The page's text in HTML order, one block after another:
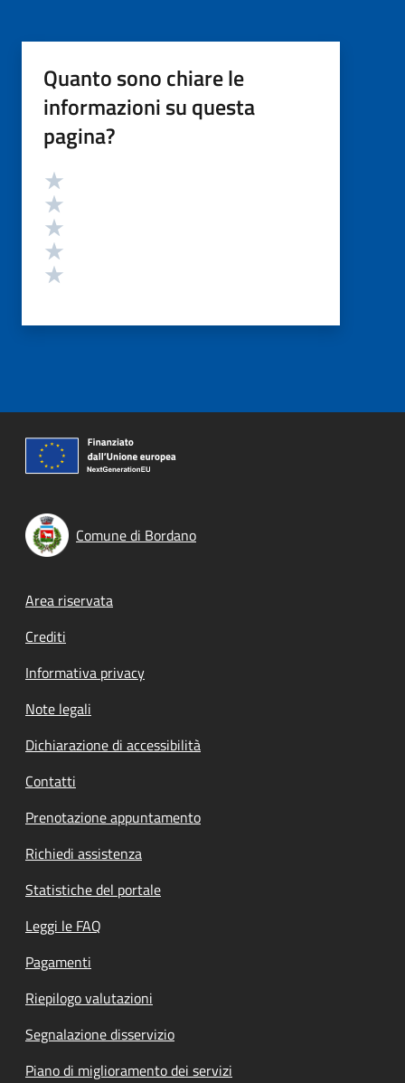
Quanto sono chiare le
informazioni su questa
pagina?
Valutazione
Comune di Bordano
Footer menu
Area riservata
Crediti
Informativa privacy
Note legali
Dichiarazione di accessibilità
Contatti
Prenotazione appuntamento
Richiedi assistenza
Statistiche del portale
Leggi le FAQ
Pagamenti
Riepilogo valutazioni
Segnalazione disservizio
Piano di miglioramento dei servizi